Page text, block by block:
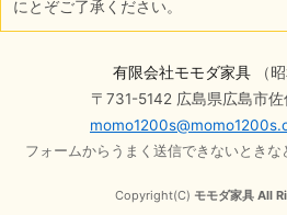
にとぞご了承ください。
有限会社モモダ家具（昭
〒731-5142 広島県広島市
フォームからうまく送信できないときな
Copyright(C) モモダ家具 All